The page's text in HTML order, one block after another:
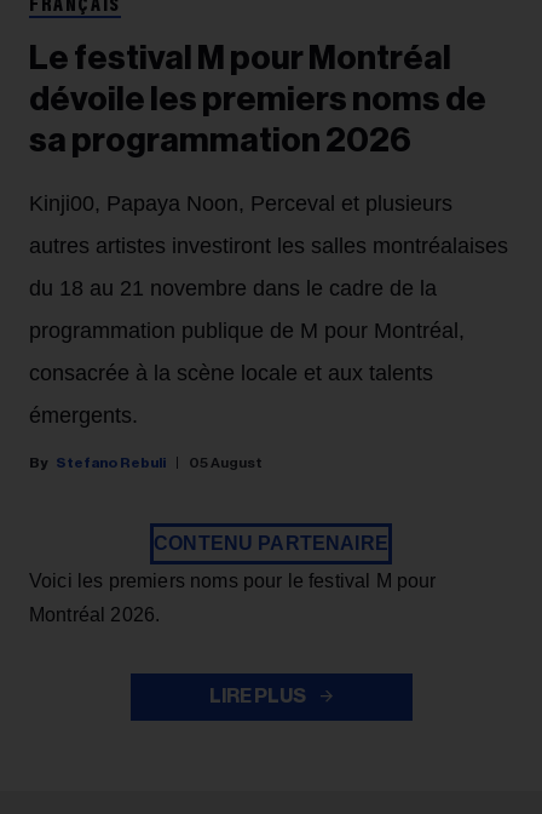
FRANÇAIS
Le festival M pour Montréal
dévoile les premiers noms de
sa programmation 2026
Kinji00, Papaya Noon, Perceval et plusieurs
autres artistes investiront les salles montréalaises
du 18 au 21 novembre dans le cadre de la
programmation publique de M pour Montréal,
consacrée à la scène locale et aux talents
émergents.
Stefano Rebuli 05 August
CONTENU PARTENAIRE
Voici les premiers noms pour le festival M pour
Montréal 2026.
LIRE PLUS